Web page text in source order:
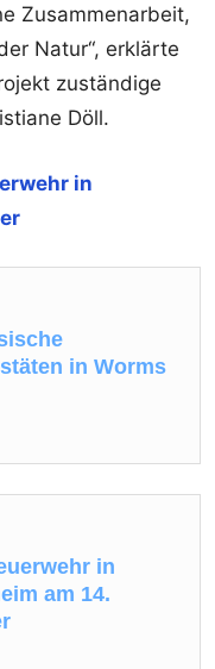
Zusammenarbeit,
Natur“, erklärte
zuständige
Döll.
in
in Worms
in
am 14.